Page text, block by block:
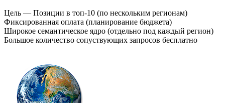
Цель — Позиции в топ-10 (по нескольким регионам)
Фиксированная оплата (планирование бюджета)
Широкое семантическое ядро (отдельно под каждый регион)
Большое количество сопуствующих запросов бесплатно